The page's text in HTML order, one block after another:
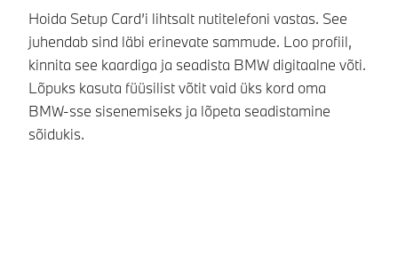
Hoida Setup Card’i lihtsalt nutitelefoni vastas. See
juhendab sind läbi erinevate sammude. Loo profiil,
kinnita see kaardiga ja seadista BMW digitaalne võti.
Lõpuks kasuta füüsilist võtit vaid üks kord oma
BMW-sse sisenemiseks ja lõpeta seadistamine
sõidukis.